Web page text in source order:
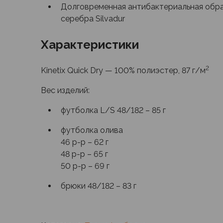
Нижнее белье
Ботинки
Неутепленные
Полуботинки
Кроссовки
Трейловые кроссовки
Кроссовки треккинговые
Сапоги
Зимние
Демисезонные
Болотные сапоги, забродники
Вкладыши
Долговременная антибактериальная
серебра Silvadur
Характеристики
Kinetix Quick Dry — 100% полиэстер, 87 г/м2
Вес изделий:
футболка L/S 48/182 – 85 г
футболка олива
46 р-р – 62 г
48 р-р – 65 г
50 р-р – 69 г
брюки 48/182 – 83 г